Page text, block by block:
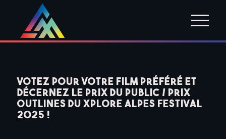
Votez pour votre film préféré et
décernez le Prix du Public / Prix
Outlines du Xplore Alpes Festival
2025 !